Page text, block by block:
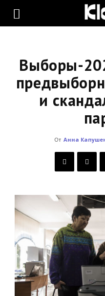
KLOOP.KG
Кыргызстана
Выборы-
и
От Анна